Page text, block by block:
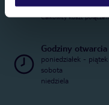
22 270 31 20
Całkowity koszt
Godziny otwarcia
poniedziałek - piątek
sobota
niedziela